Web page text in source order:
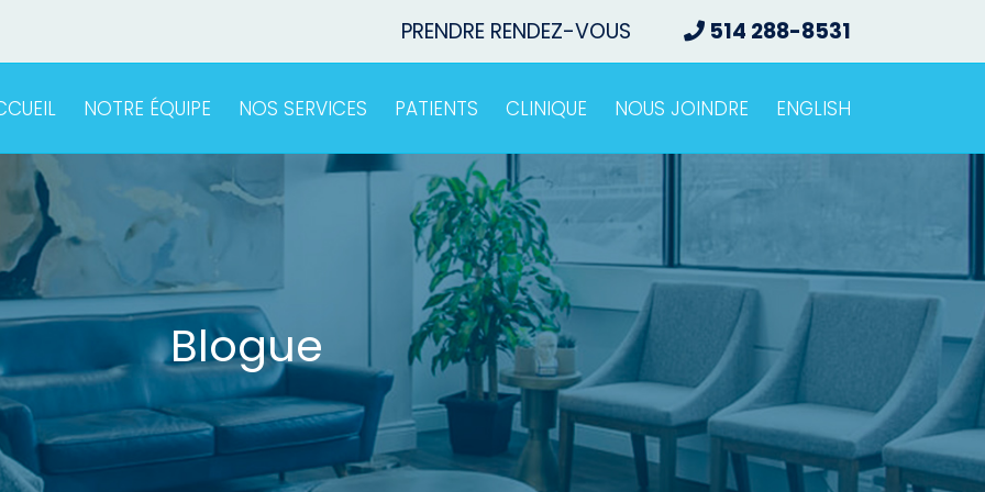
PRENDRE RENDEZ-VOUS 514 288-8531
NOTRE ÉQUIPE NOS SERVICES PATIENTS CLINIQUE NOUS JOINDRE ENGLISH
Blogue